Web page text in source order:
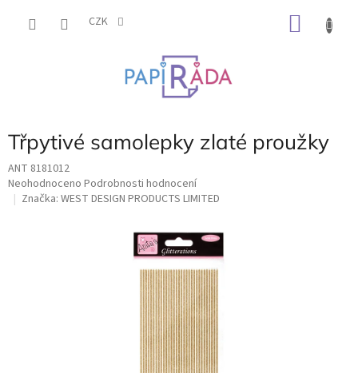
CZK
Třpytivé samolepky zlaté proužky
ANT 8181012
Průměrné
hodnocení
Neohodnoceno Podrobnosti hodnocení
Značka: WEST DESIGN PRODUCTS LIMITED